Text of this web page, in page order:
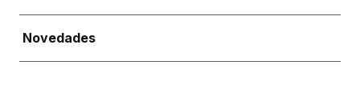
Novedades